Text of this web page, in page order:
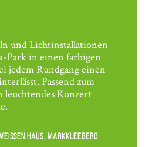
und Lichtinstallationen
Park in einen farbigen
jedem Rundgang einen
Passend zum
leuchtendes Konzert
Haus, Markkleeberg